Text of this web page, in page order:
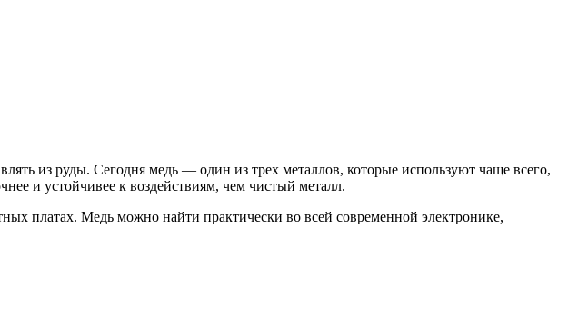
из руды. Сегодня медь — один из трех металлов, которые используют чаще всего,
и устойчивее к воздействиям, чем чистый металл.
платах. Медь можно найти практически во всей современной электронике,